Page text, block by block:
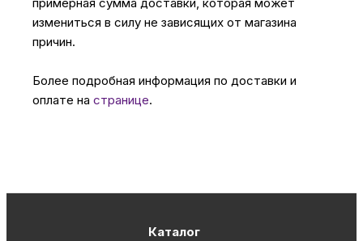
измениться в силу не зависящих от магазина
причин.
Более подробная информация по доставки и
оплате на странице.
Каталог